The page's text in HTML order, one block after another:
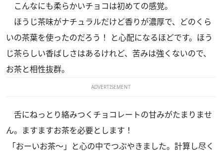
こんなにも柔らかいチョコは初めての感覚。
ほうじ茶味がナチュラルだけど香りが濃厚で、どのくら
いの茶葉を使ったのだろう！ と心配になるほどです。ほう
じ茶らしい香ばしさはあるけれど、苦みは強くないので、
お茶と相性抜群。
ADVERTISEMENT
舌にねっとり絡みつくチョコレートの甘みがたまりませ
ん。ますますお茶を必要とします！
「おーいお茶～」と心の中でつぶやきました。計算し尽く